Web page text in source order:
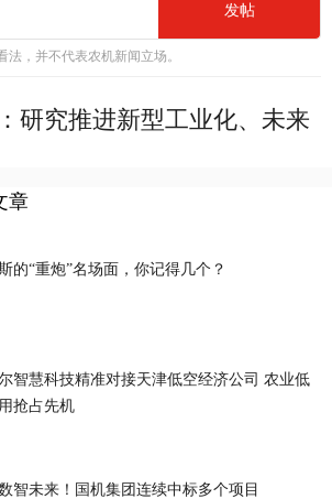
发帖
，并不代表农机新闻立场。
研究推进新型工业化、未来
章
的“重炮”名场面，你记得几个？
智慧科技精准对接天津低空经济公司 农业低
抢占先机
智未来！国机集团连续中标多个项目